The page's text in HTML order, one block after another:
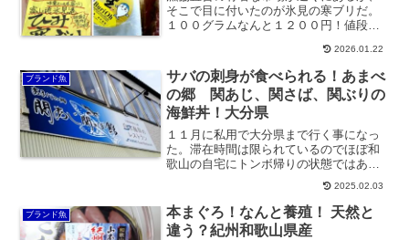
そこで目に付いたのが氷見の寒ブリだ。
１００グラムなんと１２００円！値段が
は手が出せないはずだが、夕方の閉店前
で半額以下で購入できた。ラッキー。帰
り際...
2026.01.22
ブランド魚
サバの刺身が食べられる！あまべ
の郷 関あじ、関さば、関ぶりの
海鮮丼！大分県
１１月に私用で大分県まで行く事になっ
た。滞在時間は限られているのでほぼ和
歌山の自宅にトンボ帰りの状態ではある
が、なんとここ大分ではサバの刺身が食
べられるという店があるというので、少
し道草になるが、こんな機会は滅多にな
いの...
2025.02.03
ブランド魚
本まぐろ！なんと養殖！ 天然と
違う？紀州和歌山県産